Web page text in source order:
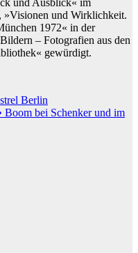
und Ausblick« im
und Wirklichkeit.
1972« in der
– Fotografien aus den
gewürdigt.
Berlin
Boom bei Schenker und im